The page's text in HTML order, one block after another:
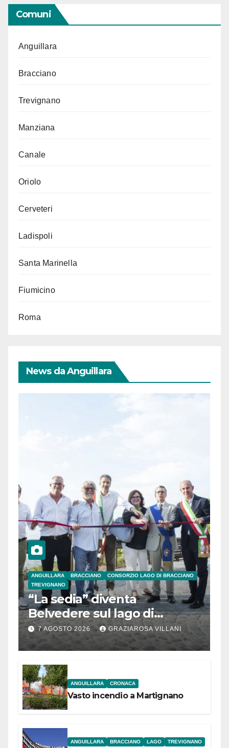
Comuni
Anguillara
Bracciano
Trevignano
Manziana
Canale
Oriolo
Cerveteri
Ladispoli
Santa Marinella
Fiumicino
Roma
News da Anguillara
ANGUILLARA BRACCIANO
CONSORZIO LAGO DI BRACCIANO
TREVIGNANO
“La sedia” diventa
Belvedere sul lago di
Bracciano: ieri
l’inaugurazione
7 AGOSTO 2026 GRAZIAROSA VILLANI
ANGUILLARA CRONACA
Vasto incendio a Martignano
ANGUILLARA BRACCIANO LAGO TREVIGNANO